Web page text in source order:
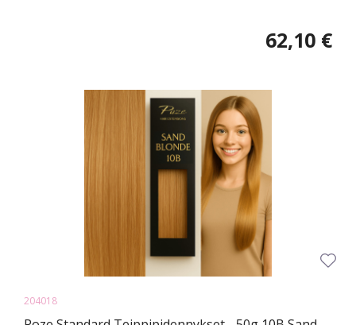
62,10 €
204018